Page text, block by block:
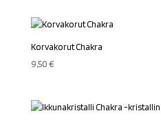
Korvakorut Chakra
9,50€